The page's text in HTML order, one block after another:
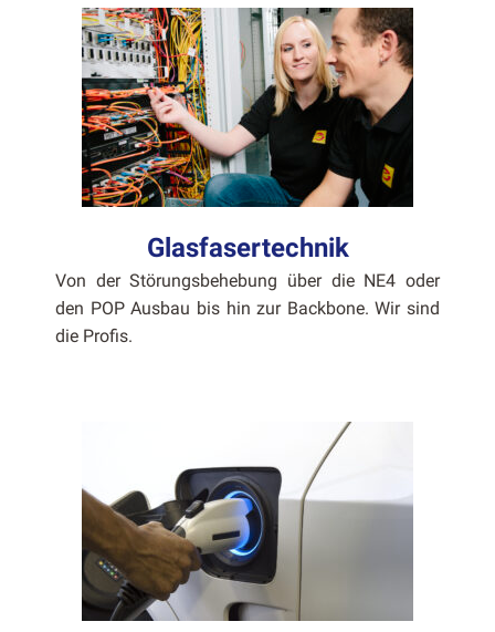
Glasfasertechnik
Von der Störungs­be­he­bung über die NE4 oder
den POP Aus­bau bis hin zur Back­bone. Wir sind
die Profis.